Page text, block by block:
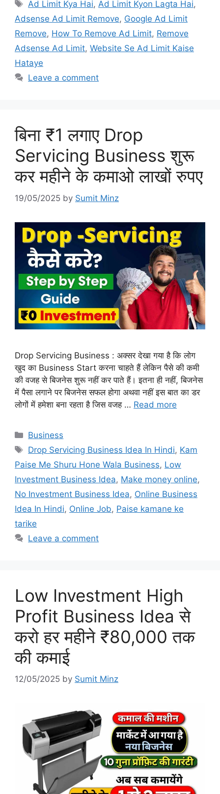
Tags
Ad Limit Kya Hai,Ad Limit Kyon Lagta Hai,
Adsense Ad Limit Remove, Google Ad Limit
Remove, How To Remove Ad Limit, Remove
Adsense Ad Limit, Website Se Ad Limit Kaise
Hataye
Leave a comment
बिना ₹1 लगाए Drop
Servicing Business शुरू
कर महीने के कमाओ लाखों रुपए
19/05/2025 by Sumit Minz
Drop Servicing Business : अक्सर देखा गया है कि लोग
खुद का Business Start करना चाहते हैं लेकिन पैसे की कमी
की वजह से बिजनेस शुरू नहीं कर पाते हैं। इतना ही नहीं, बिजनेस
में पैसा लगाने पर बिजनेस सफल होगा अथवा नहीं इस बात का डर
लोगों में हमेशा बना रहता है जिस वजह … Read more
Categories
Business
Tags
Drop Servicing Business Idea In Hindi, Kam
Paise Me Shuru Hone Wala Business, Low
Investment Business Idea, Make money online,
No Investment Business Idea, Online Business
Idea In Hindi, Online Job, Paise kamane ke
tarike
Leave a comment
Low Investment High
Profit Business Idea से
करो हर महीने ₹80,000 तक
की कमाई
12/05/2025 by Sumit Minz